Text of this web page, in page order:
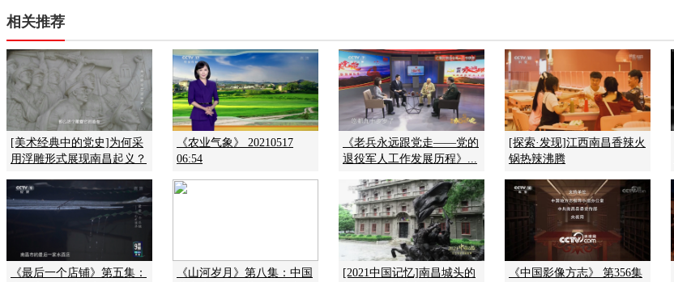
相关推荐
[美术经典中的党史]为何采
用浮雕形式展现南昌起义？
《农业气象》 20210517
06:54
《老兵永远跟党走——党的
退役军人工作发展历程》...
[探索·发现]江西南昌香辣火
锅热辣沸腾
《最后一个店铺》第五集：
《山河岁月》第八集：中国
[2021中国记忆]南昌城头的
《中国影像方志》 第356集